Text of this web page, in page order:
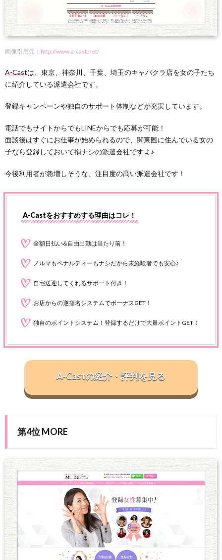
画像引用元： http://www.a-cast.net/
A-Castは、東京、神奈川、千葉、埼玉のキャバクラ店を女の子たち
に紹介している派遣会社です。
登録キャンペーンや独自のサポート体制などが充実しています。
電話でもサイトからでもLINEからでも応募が可能！
面談後はすぐにお仕事が始められるので、関東圏に住んでいる女の
子なら登録しておいて損ナシの派遣会社ですよ♪
今後利用者が急増しそうな、注目度の高い派遣会社です！
A-Castをおすすめする理由はコレ！
全額日払い&自由出勤は当たり前！
ノルマもペナルティーもナシだから未経験者でも安心♪
自宅送迎してくれるサポート付き！
お店からの逆指名システムでボーナスGET！
独自のポイントシステム！登録するだけで大量ポイントGET！
A-Castの紹介・評判を見る
第4位 MORE